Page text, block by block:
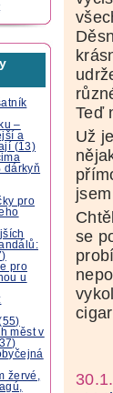
–
a
(13)
dárkyň
pro
pro
u
měst v
žervé,
Teď
Už
se